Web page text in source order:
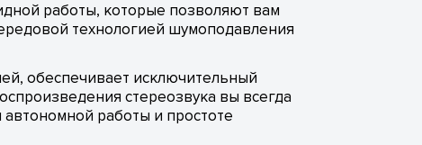
работы, которые позволяют вам
технологией шумоподавления
обеспечивает исключительный
стереозвука вы всегда
работы и простоте